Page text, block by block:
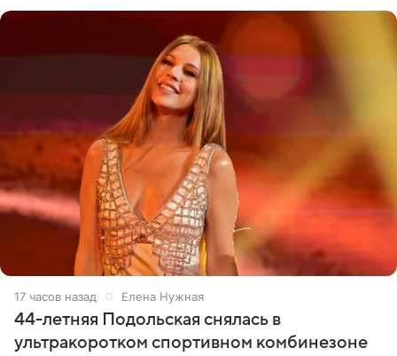
17 часов назад Елена Нужная
44-летняя Подольская снялась в
ультракоротком спортивном комбинезоне